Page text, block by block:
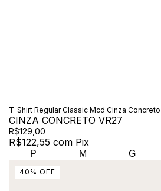
T-Shirt Regular Classic Mcd Cinza Concreto
CINZA CONCRETO VR27
R$129,00
R$122,55 com Pix
P M G
40 % OFF